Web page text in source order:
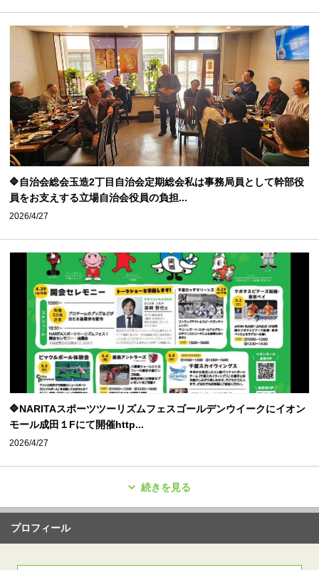
🔷自治会総会玉造2丁目自治会定期総会私は事務局員として幹部役
員をお支えする立場自治会役員の負担...
2026/4/27
🔷NARITAスポーツツーリズムフェスゴールデンウイークにイオン
モール成田１Fにて開催http...
2026/4/27
続きを見る
プロフィール